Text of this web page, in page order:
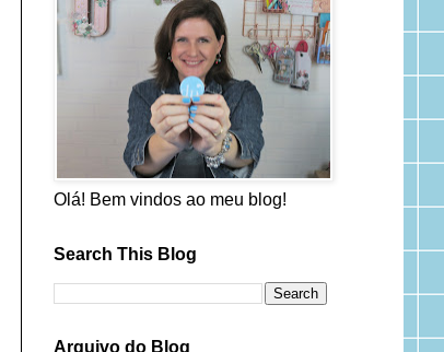
Olá! Bem vindos ao meu blog!
Search This Blog
Arquivo do Blog